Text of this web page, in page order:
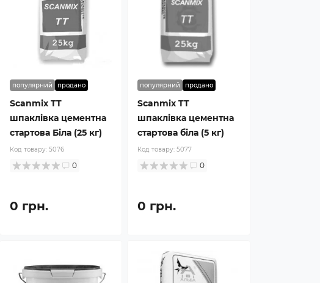
популярний продано
Scanmix TT
шпаклівка цементна
стартова Біла (25 кг)
Код товару: 5076
0
0 грн.
популярний продано
Scanmix TT
шпаклівка цементна
стартова біла (5 кг)
Код товару:5077
0
0 грн.